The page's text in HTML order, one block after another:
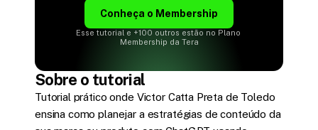
Conheça o Membership
Esse tutorial e +100 outros estão no Plano
Membership da Tera
Sobre o tutorial
Tutorial prático onde Victor Catta Preta de Toledo
ensina como planejar a estratégias de conteúdo da